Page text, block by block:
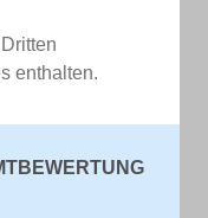
enthalten.